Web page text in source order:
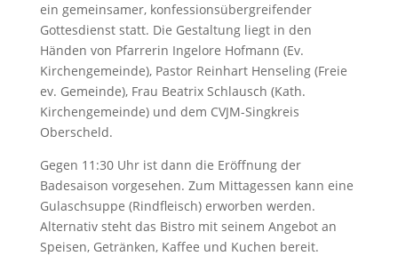
ein gemeinsamer, konfessionsübergreifender
Gottesdienst statt. Die Gestaltung liegt in den
Händen von Pfarrerin Ingelore Hofmann (Ev.
Kirchengemeinde), Pastor Reinhart Henseling (Freie
ev. Gemeinde), Frau Beatrix Schlausch (Kath.
Kirchengemeinde) und dem CVJM-Singkreis
Oberscheld.
Gegen 11:30 Uhr ist dann die Eröffnung der
Badesaison vorgesehen. Zum Mittagessen kann eine
Gulaschsuppe (Rindfleisch) erworben werden.
Alternativ steht das Bistro mit seinem Angebot an
Speisen, Getränken, Kaffee und Kuchen bereit.